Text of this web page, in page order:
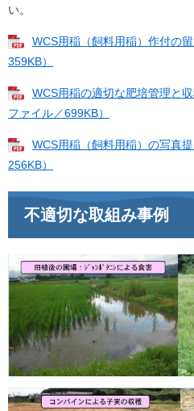
い。
WCS用稲（飼料用稲）作付の
359KB）
WCS用稲の適切な肥培管理と
ファイル／699KB）
WCS用稲（飼料用稲）の写真
256KB）
不適切な取組み事例